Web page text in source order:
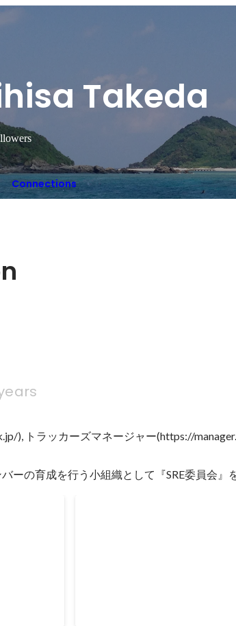
Takeda
Connections
), トラッカーズマネージャー(https://
ーの育成を行う小組織として『SRE委員会』